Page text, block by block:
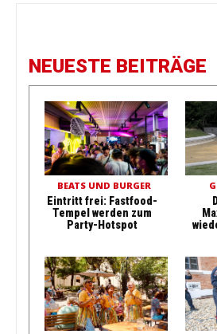
NEUESTE BEITRÄGE
BEATS UND BURGER
Eintritt frei: Fastfood-
Tempel werden zum
Party-Hotspot